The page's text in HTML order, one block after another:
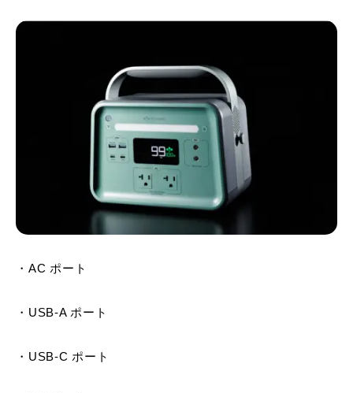
・AC ポート
・USB-A ポート
・USB-C ポート